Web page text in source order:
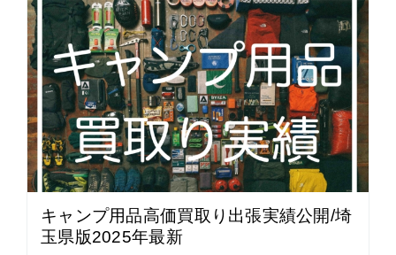
キャンプ用品高価買取り出張実績公開/埼
玉県版2025年最新